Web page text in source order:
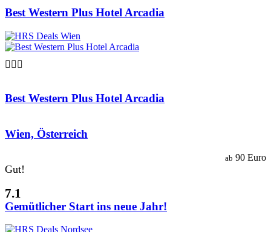
Best Western Plus Hotel Arcadia

Best Western Plus Hotel Arcadia
Wien, Österreich
Gut!
7.1
ab 90 Euro
Gemütlicher Start ins neue Jahr!